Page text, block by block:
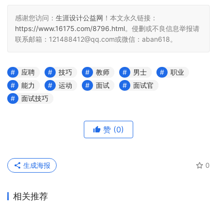
感谢您访问： 生涯设计公益网 ！本文永久链接：
https://www.16175.com/8796.html。侵删或不良信息举报请
联系邮箱：121488412@qq.com或微信：aban618。
应聘 技巧 教师 男士
职业
能力
运动 面试
面试官
面试技巧
赞 (0)
0
生成海报
相关推荐